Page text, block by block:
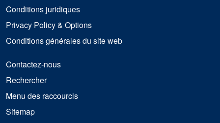
Conditions juridiques
Privacy Policy & Options
Conditions générales du site web
Contactez-nous
Rechercher
Menu des raccourcis
Sitemap